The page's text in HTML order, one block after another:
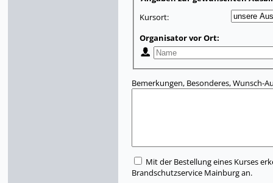
Kursort:
Organisator vor Ort:
Bemerkungen, Besonderes, Wunsch-
Mit der Bestellung eines Kurses
Brandschutzservice Mainburg an.